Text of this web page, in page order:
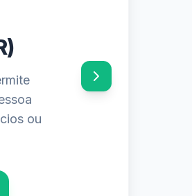
e os